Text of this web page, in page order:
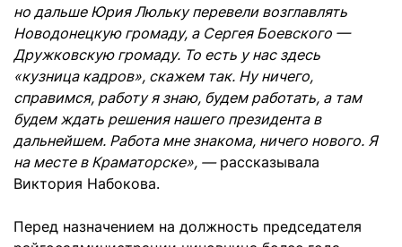
но дальше Юрия Люльку перевели возглавлять
Новодонецкую громаду, а Сергея Боевского —
Дружковскую громаду. То есть у нас здесь
«кузница кадров», скажем так. Ну ничего,
справимся, работу я знаю, будем работать, а там
будем ждать решения нашего президента в
дальнейшем. Работа мне знакома, ничего нового. Я
на месте в Краматорске», —рассказывала
Виктория Набокова.
Перед назначением на должность председателя